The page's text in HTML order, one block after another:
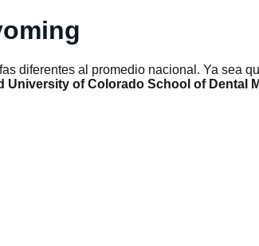
diferentes al promedio nacional. Ya sea
University of Colorado School of Dental